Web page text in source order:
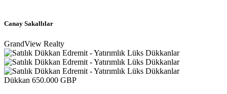
Canay Sakallılar
GrandView Realty
Dükkan 650.000 GBP